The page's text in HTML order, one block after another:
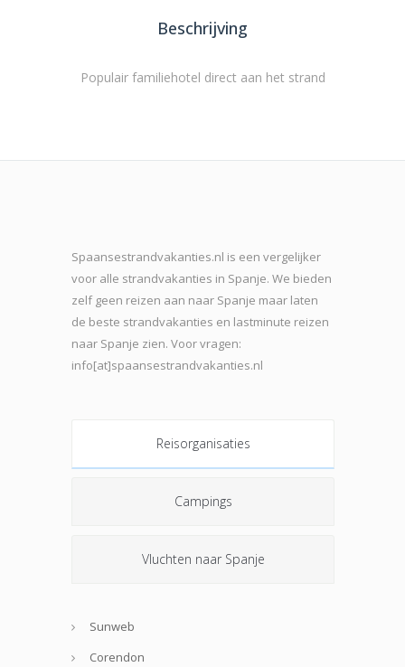
Beschrijving
Populair familiehotel direct aan het strand
Spaansestrandvakanties.nl is een vergelijker
voor alle strandvakanties in Spanje. We bieden
zelf geen reizen aan naar Spanje maar laten
de beste strandvakanties en lastminute reizen
naar Spanje zien. Voor vragen:
info[at]spaansestrandvakanties.nl
Reisorganisaties
Campings
Vluchten naar Spanje
Sunweb
Corendon